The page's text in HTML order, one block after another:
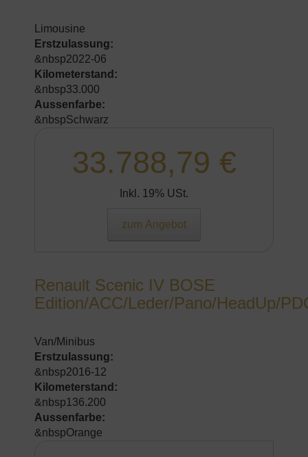
Limousine
Erstzulassung:
&nbsp2022-06
Kilometerstand:
&nbsp33.000
Aussenfarbe:
&nbspSchwarz
33.788,79 €
Inkl. 19% USt.
zum Angebot
Renault Scenic IV BOSE
Edition/ACC/Leder/Pano/HeadUp/
Van/Minibus
Erstzulassung:
&nbsp2016-12
Kilometerstand:
&nbsp136.200
Aussenfarbe:
&nbspOrange